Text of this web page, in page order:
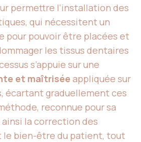
permettre l’installation des
qui nécessitent un
pour pouvoir être placées et
les tissus dentaires
s’appuie sur une
et maîtrisée appliquée sur
écartant graduellement ces
reconnue pour sa
la correction des
le bien-être du patient, tout